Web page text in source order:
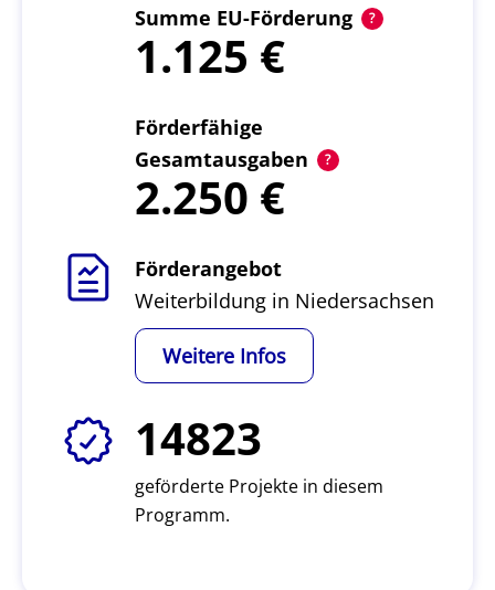
Summe EU-Förderung
1.125
Förderfähige
Gesamtausgaben
2.250
Förderangebot
Weiterbildung in Niedersachsen
Weitere Infos
14823
geförderte Projekte in diesem
Programm.